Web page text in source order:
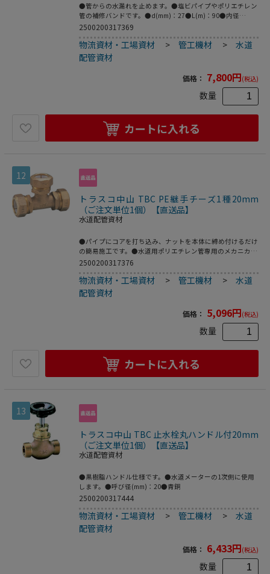
●管からの水漏れを止めます。●塩ビパイプやポリエチレン
管の補修バンドです。●d(mm)：27●L(m)：90●内径
(mm)：20●砲金
2500200317369
物流資材・工場資材 >管工機材 >水道
配管資材
価格： 7,800円(税込)
数量
カートに入れる
12
トラスコ中山 TBC PE継手チーズ1種20mm
（ご注文単位1個）【直送品】
水道配管資材
●パイプにコアを打ち込み、ナットを本体に締め付けるだけ
の簡易施工です。●水道用ポリエチレン管専用のメカニカル
継手。●2層管用。●品名：“ＳＰジョイント”(チーズ)●呼
JWWA B116規格品●青銅鋳物
2500200317376
物流資材・工場資材 >管工機材 >水道
配管資材
価格： 5,096円(税込)
数量
カートに入れる
13
トラスコ中山 TBC 止水栓丸ハンドル付20mm
（ご注文単位1個）【直送品】
水道配管資材
●黒樹脂ハンドル仕様です。●水道メーターの1次側に使用
します。●呼び径(mm)：20●青銅
2500200317444
物流資材・工場資材 >管工機材 >水道
配管資材
価格： 6,433円(税込)
数量